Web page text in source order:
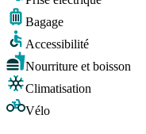
Bagage
Accessibilité
Nourriture et boisson
Climatisation
Vélo